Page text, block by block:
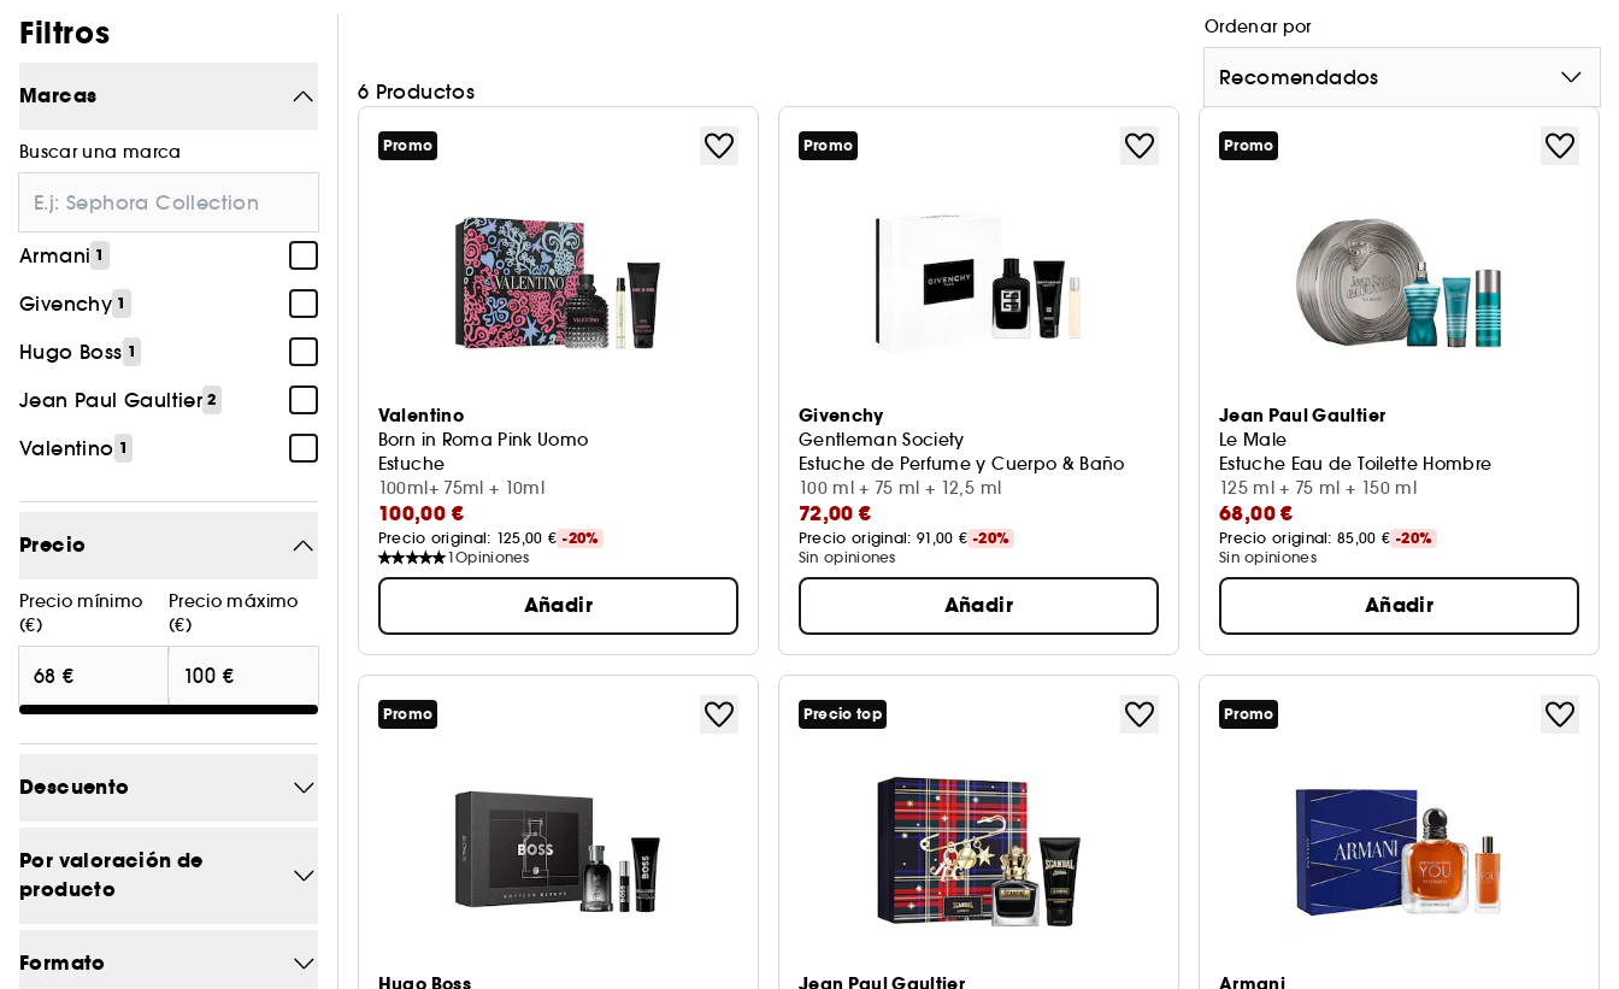
Filtros
Marcas
Buscar una marca
Armani 1
Givenchy 1
Hugo Boss 1
Jean Paul Gaultier 2
Valentino 1
Precio
Precio mínimo
(€)
Precio máximo
(€)
Descuento
-20% 3
-20.2
-20.9
Por valoración de
producto
Formato
6 Productos
Ordenar por
Recomendados
Promo
Valentino
Born in Roma Pink Uomo
Estuche
100ml+ 75ml + 10ml
100,00 €
Precio original: 125,00 € -20%
1Opiniones
Añadir
Promo
Givenchy
Gentleman Society
Estuche de Perfume y Cuerpo & Baño
100 ml + 75 ml + 12,5 ml
72,00 €
Precio original: 91,00 € -20%
Sin opiniones
Añadir
Promo
Jean Paul Gaultier
Le Male
Estuche Eau de Toilette Hombre
125 ml + 75 ml + 150 ml
68,00 €
Precio original: 85,00 € -20%
Sin opiniones
Añadir
Promo
Hugo Boss
Precio top
Jean Paul Gaultier
Promo
Armani